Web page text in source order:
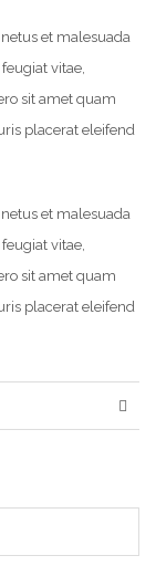
et malesuada
vitae,
sit amet quam
placerat eleifend
et malesuada
vitae,
sit amet quam
placerat eleifend